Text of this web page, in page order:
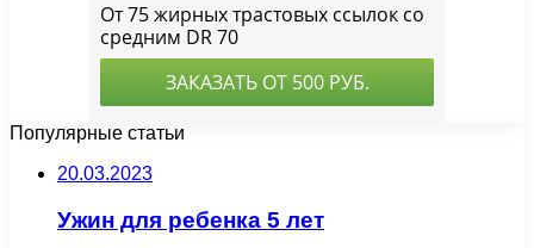
Популярные статьи
20.03.2023
Ужин для ребенка 5 лет